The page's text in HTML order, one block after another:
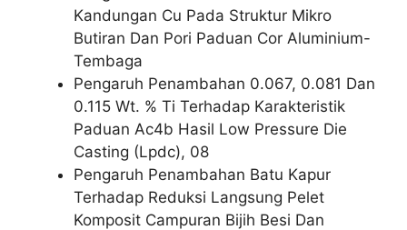
Kandungan Cu Pada Struktur Mikro
Butiran Dan Pori Paduan Cor Aluminium-
Tembaga
Pengaruh Penambahan 0.067, 0.081 Dan
0.115 Wt. % Ti Terhadap Karakteristik
Paduan Ac4b Hasil Low Pressure Die
Casting (Lpdc), 08
Pengaruh Penambahan Batu Kapur
Terhadap Reduksi Langsung Pelet
Komposit Campuran Bijih Besi Dan